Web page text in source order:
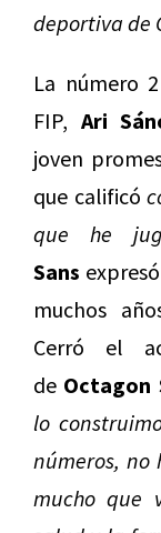
deportiva de
La número
FIP, Ari
joven
que calificó
que he
Sans
muchos
Cerró el
de Octagon
lo
números, no
mucho que